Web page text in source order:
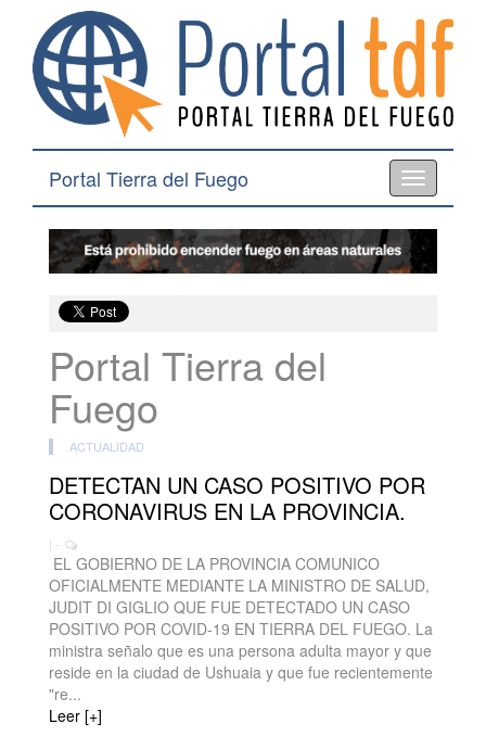
Toggle
navigation
Portal Tierra del Fuego
Portal Tierra del
Fuego
ACTUALIDAD
DETECTAN UN CASO POSITIVO POR
CORONAVIRUS EN LA PROVINCIA.
| -
EL GOBIERNO DE LA PROVINCIA COMUNICO
OFICIALMENTE MEDIANTE LA MINISTRO DE SALUD,
JUDIT DI GIGLIO QUE FUE DETECTADO UN CASO
POSITIVO POR COVID-19 EN TIERRA DEL FUEGO. La
ministra señalo que es una persona adulta mayor y que
reside en la ciudad de Ushuaia y que fue recientemente
"re...
Leer [+]